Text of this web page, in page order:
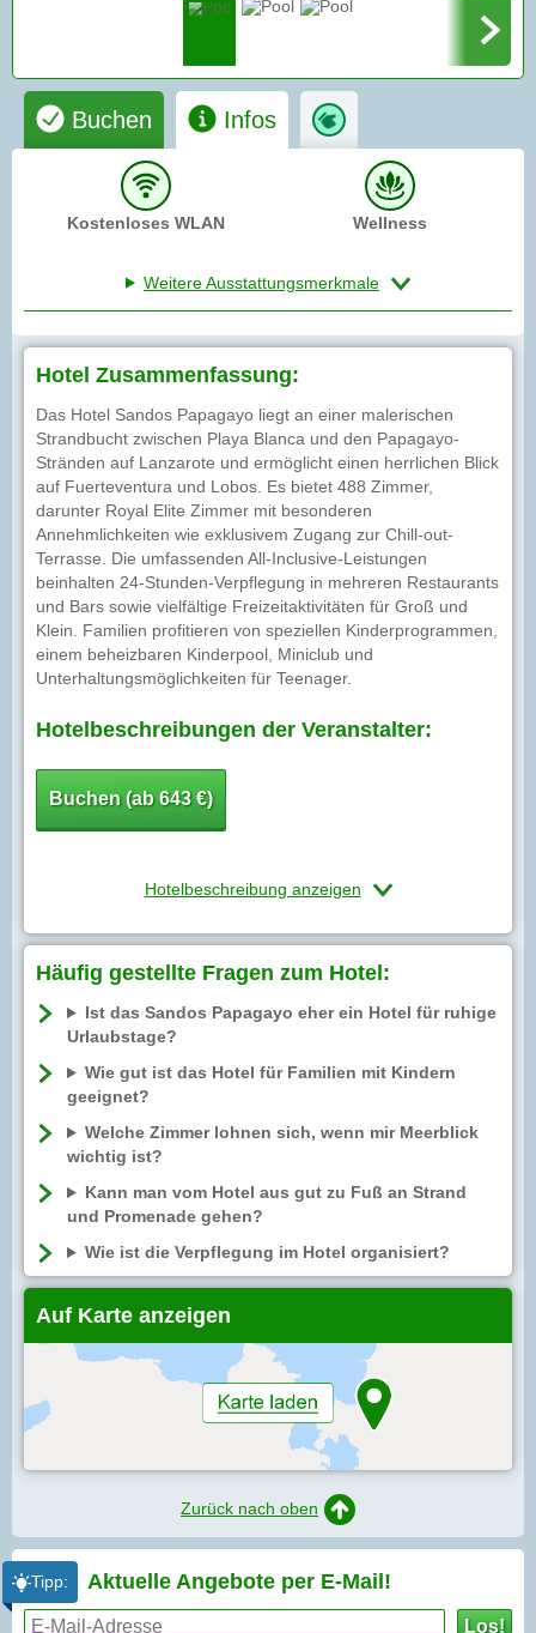
Buchen Infos
Kostenloses WLAN Wellness
Weitere Ausstattungsmerkmale
Hotel Zusammenfassung:
Das Hotel Sandos Papagayo liegt an einer malerischen
Strandbucht zwischen Playa Blanca und den Papagayo-
Stränden auf Lanzarote und ermöglicht einen herrlichen Blick
auf Fuerteventura und Lobos. Es bietet 488 Zimmer,
darunter Royal Elite Zimmer mit besonderen
Annehmlichkeiten wie exklusivem Zugang zur Chill-out-
Terrasse. Die umfassenden All-Inclusive-Leistungen
beinhalten 24-Stunden-Verpflegung in mehreren Restaurants
und Bars sowie vielfältige Freizeitaktivitäten für Groß und
Klein. Familien profitieren von speziellen Kinderprogrammen,
einem beheizbaren Kinderpool, Miniclub und
Unterhaltungsmöglichkeiten für Teenager.
Hotelbeschreibungen der Veranstalter:
Buchen (ab 643 €)
Hotelbeschreibung anzeigen
Häufig gestellte Fragen zum Hotel:
Ist das Sandos Papagayo eher ein Hotel für ruhige
Urlaubstage?
Wie gut ist das Hotel für Familien mit Kindern
geeignet?
Welche Zimmer lohnen sich, wenn mir Meerblick
wichtig ist?
Kann man vom Hotel aus gut zu Fuß an Strand
und Promenade gehen?
Wie ist die Verpflegung im Hotel organisiert?
Auf Karte anzeigen
Zurück nach oben
Tipp: Aktuelle Angebote per E-Mail!
Los!